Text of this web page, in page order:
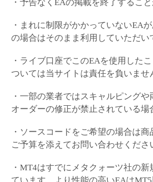
・予告なくEAの掲載を終了すること
・まれに制限がかかっていないEA
の場合はそのまま利用していただい
・ライブ口座でこのEAを使用した
ついては当サイトは責任を負いませ
・一部の業者ではスキャルピング
オーダーの修正が禁止されている場
・ソースコードをご希望の場合は商
ご予算を添えてお問い合わせくださ
・MT4はすでにメタクォーツ社の新
ています。より性能の高いEAは